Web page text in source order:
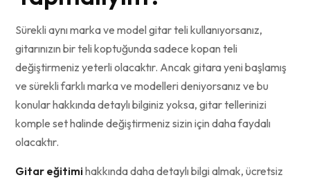
Sürekli aynı marka ve model gitar teli kullanıyorsanız,
gitarınızın bir teli koptuğunda sadece kopan teli
değiştirmeniz yeterli olacaktır. Ancak gitara yeni başlamış
ve sürekli farklı marka ve modelleri deniyorsanız ve bu
konular hakkında detaylı bilginiz yoksa, gitar tellerinizi
komple set halinde değiştirmeniz sizin için daha faydalı
olacaktır.
Gitar eğitimihakkında daha detaylı bilgi almak, ücretsiz